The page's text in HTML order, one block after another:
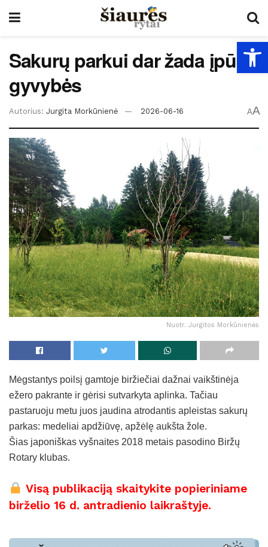
Sakurų parkui dar žada įpūsti
gyvybės
Autorius: Jurgita Morkūnienė 2026-06-16 AA
Nuotr. Jurgitos Morkūnienės
Mėgstantys poilsį gamtoje biržiečiai dažnai vaikštinėja
ežero pakrante ir gėrisi sutvarkyta aplinka. Tačiau
pastaruoju metu juos jaudina atrodantis apleistas sakurų
parkas: medeliai apdžiūvę, apžėlę aukšta žole.
Šias japoniškas vyšnaites 2018 metais pasodino Biržų
Rotary klubas.
Visą publikaciją skaitykite popieriniame
birželio 16 d. antradienio laikraštyje.